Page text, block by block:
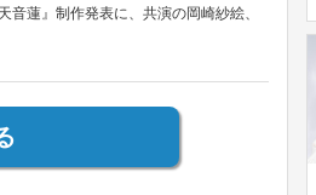
蓮』制作発表に、共演の岡崎紗絵、